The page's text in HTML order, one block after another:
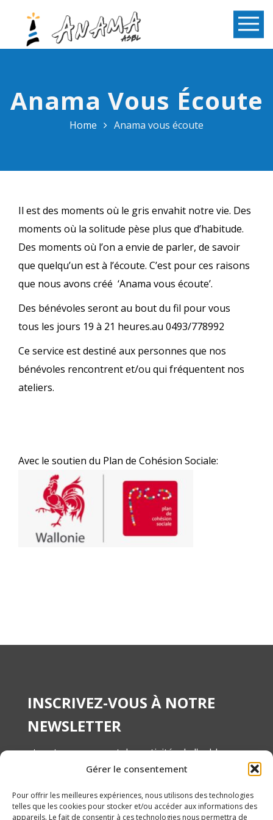
Gérer le consentement
Pour offrir les meilleures expériences, nous utilisons des technologies
telles que les cookies pour stocker et/ou accéder aux informations des
appareils. Le fait de consentir à ces technologies nous permettra de
Anama Vous Écoute
Home Anama vous écoute
Il est des moments où le gris envahit notre vie. Des
moments où la solitude pèse plus que d’habitude.
Des moments où l’on a envie de parler, de savoir
que quelqu’un est à l’écoute. C’est pour ces raisons
que nous avons créé ‘Anama vous écoute’.
Des bénévoles seront au bout du fil pour vous
tous les jours 19 à 21 heures.au 0493/778992
Ce service est destiné aux personnes que nos
bénévoles rencontrent et/ou qui fréquentent nos
ateliers.
Avec le soutien du Plan de Cohésion Sociale:
INSCRIVEZ-VOUS À NOTRE
NEWSLETTER
et restez au courant des activités de l'asbl